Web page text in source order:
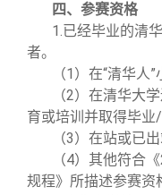
四、参赛资格
1.已经毕业的清
者。
（1）在“清华人
（2）在清华大
育或培训并取得毕业/
（3）在站或已
（4）其他符合
规程》所描述参赛资